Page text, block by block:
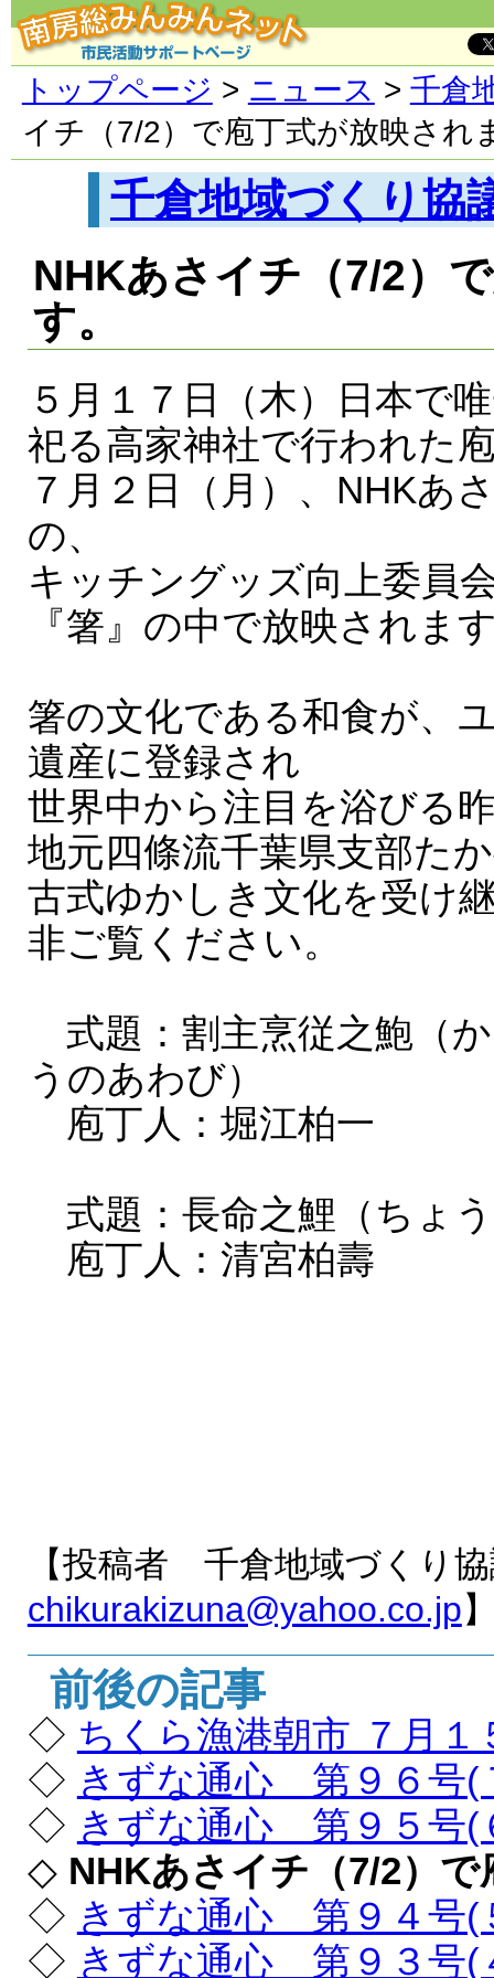
トップページ > ニュース > 千倉
イチ（7/2）で庖丁式が放映され
千倉地域づくり協
NHKあさイチ（7/2）
す。
５月１７日（木）日本で
祀る高家神社で行われた
７月２日（月）、NHKあ
の、
キッチングッズ向上委員
『箸』の中で放映されま
箸の文化である和食が、
遺産に登録され
世界中から注目を浴びる
地元四條流千葉県支部た
古式ゆかしき文化を受け
非ご覧ください。
式題：割主烹従之鮑（
うのあわび）
庖丁人：堀江柏一
式題：長命之鯉（ちょ
庖丁人：清宮柏壽
【投稿者 千倉地域づくり
chikurakizuna@yahoo.co.jp
前後の記事
◇ ちくら漁港朝市 ７月
◇ きずな通心 第９６号(
◇ きずな通心 第９５号(
◇ NHKあさイチ（7/2）
◇ きずな通心 第９４号(
◇ きずな通心 第９３号(